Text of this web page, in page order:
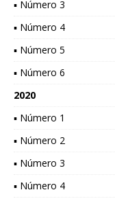
▪ Número 3
▪ Número 4
▪ Número 5
▪ Número 6
2020
▪ Número 1
▪ Número 2
▪ Número 3
▪ Número 4